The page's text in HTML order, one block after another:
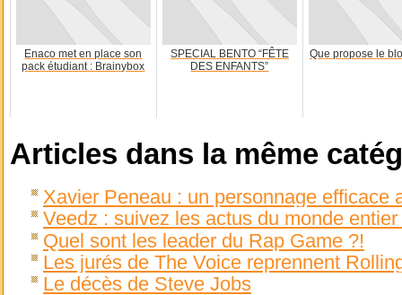
Enaco met en place son
pack étudiant : Brainybox
SPECIAL BENTO “FÊTE
DES ENFANTS”
Que propose le
Articles dans la même
Xavier Peneau : un personnage efficace
Veedz : suivez les actus du monde
Quel sont les leader du Rap Game ?!
Les jurés de The Voice reprennent
Le décès de Steve Jobs